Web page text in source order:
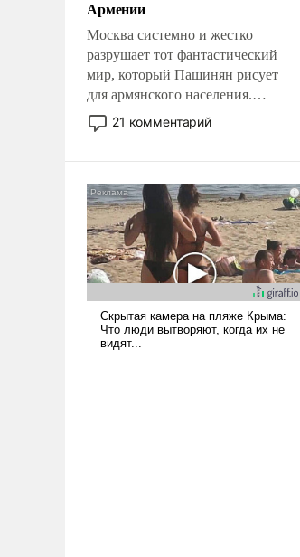
перед Китаем.
Армении
Москва системно и жестко
разрушает тот фантастический
мир, который Пашинян рисует
для армянского населения.
Мир, где политические
прожекты будут безусловно
налогоплательщиков и где
Еревану за свои поступки не
нужно отвечать.
21 комментарий